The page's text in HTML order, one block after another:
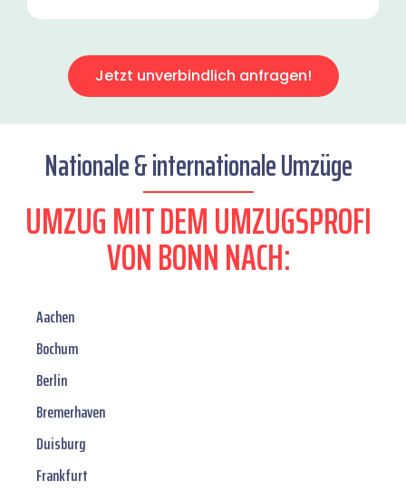
Jetzt unverbindlich anfragen!
Nationale & internationale Umzüge
UMZUG MIT DEM UMZUGSPROFI
VON BONN NACH:
Aachen
Bochum
Berlin
Bremerhaven
Duisburg
Frankfurt